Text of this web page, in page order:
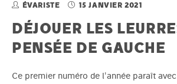
ÉVARISTE 15 JANVIER 2021
DÉJOUER LES
PENSÉE DE GAUCHE
Ce premier numéro de l'année paraît